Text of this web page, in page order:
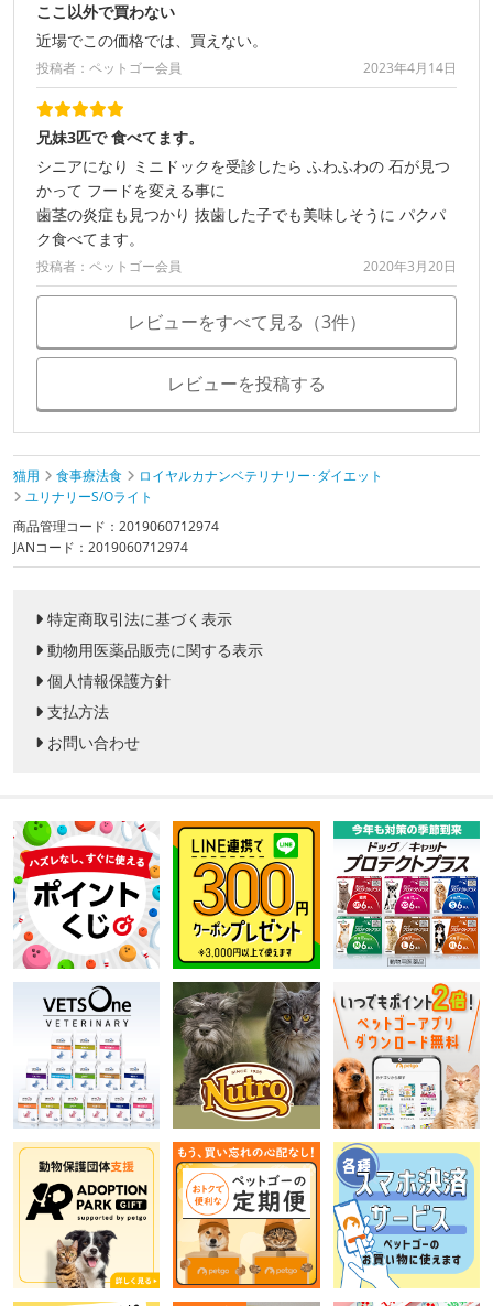
ここ以外で買わない
近場でこの価格では、買えない。
投稿者：ペットゴー会員 2023年4月14日
兄妹3匹で 食べてます。
シニアになり ミニドックを受診したら ふわふわの 石が見つ
かって フードを変える事に
歯茎の炎症も見つかり 抜歯した子でも美味しそうに パクパ
ク食べてます。
投稿者：ペットゴー会員 2020年3月20日
レビューをすべて見る（3件）
レビューを投稿する
猫用 食事療法食
ロイヤルカナンベテリナリー･ダイエット
ユリナリーS/Oライト
商品管理コード：2019060712974
JANコード：2019060712974
特定商取引法に基づく表示
動物用医薬品販売に関する表示
個人情報保護方針
支払方法
お問い合わせ